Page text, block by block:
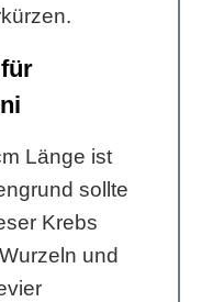
Länge ist
sollte
Krebs
und